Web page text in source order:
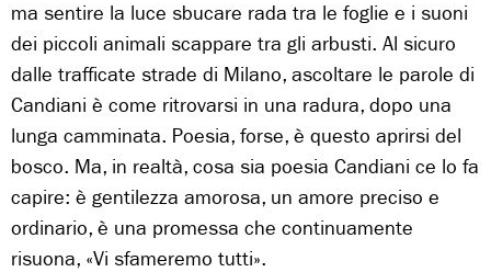
ma sentire la luce sbucare rada tra le foglie e i suoni
dei piccoli animali scappare tra gli arbusti. Al sicuro
dalle trafficate strade di Milano, ascoltare le parole di
Candiani è come ritrovarsi in una radura, dopo una
lunga camminata. Poesia, forse, è questo aprirsi del
bosco. Ma, in realtà, cosa sia poesia Candiani ce lo fa
capire: è gentilezza amorosa, un amore preciso e
ordinario, è una promessa che continuamente
risuona, «Vi sfameremo tutti».